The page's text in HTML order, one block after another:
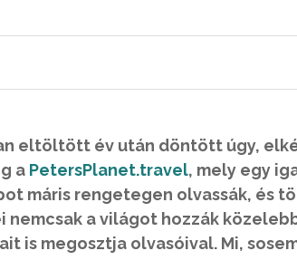
eltöltött év után döntött úgy,
a PetersPlanet.travel, mely egy
máris rengetegen olvassák, és
nemcsak a világot hozzák
is megosztja olvasóival. Mi,